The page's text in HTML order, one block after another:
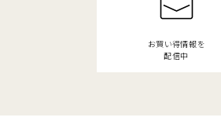
お買い得情報を
配信中